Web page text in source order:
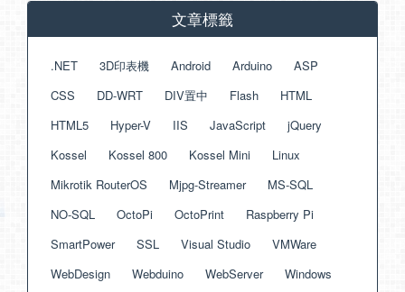
文章標籤
.NET 3D印表機 Android Arduino
ASP
CSS
DD-WRT DIV置中 Flash
HTML
HTML5
Hyper-V IIS JavaScript
jQuery
Kossel
Kossel 800 Kossel Mini
Linux
Mikrotik RouterOS
Mjpg-Streamer
MS-SQL
NO-SQL
OctoPi OctoPrint
Raspberry Pi
SmartPower
SSL Visual Studio
VMWare
WebDesign
Webduino WebServer
Windows